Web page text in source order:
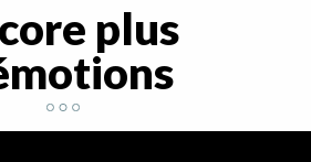
plus